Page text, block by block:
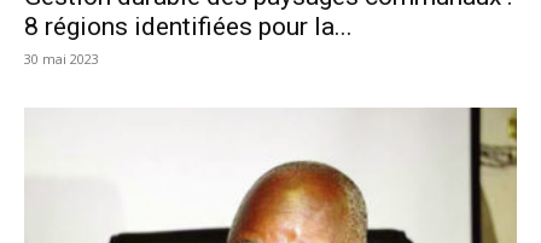
8 régions identifiées pour la...
30 mai 2023